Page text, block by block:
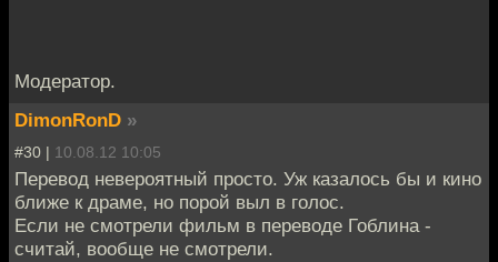
Модератор.
DimonRonD »
#30 | 10.08.12 10:05
Перевод невероятный просто. Уж казалось бы и кино
ближе к драме, но порой выл в голос.
Если не смотрели фильм в переводе Гоблина -
считай, вообще не смотрели.